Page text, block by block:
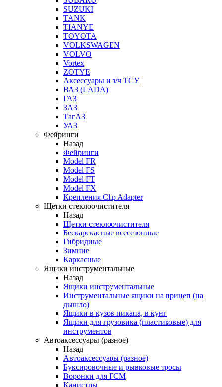
SUZUKI
TANK
TIANYE
TOYOTA
VOLKSWAGEN
VOLVO
Vortex
ZOTYE
Аксессуары и з/ч ТСУ
ВАЗ (LADA)
ГАЗ
ЗАЗ
ТагАЗ
УАЗ
Фейринги
Назад
Фейринги
Model FR
Model FS
Model FT
Model FX
Крепления Clip Adapter
Щетки стеклоочистителя
Назад
Щетки стеклоочистителя
Бескарскасные всесезонные
Гибридные
Зимние
Каркасные
Ящики инструментальные
Назад
Ящики инструментальные
Инструментальные ящики на прицеп (на
дышло)
Ящики в кузов пикапа, в кунг
Ящики для грузовика (пластиковые) для
инструментов
Автоаксессуары (разное)
Назад
Автоаксессуары (разное)
Буксировочные и рывковые тросы
Воронки для ГСМ
Канистры